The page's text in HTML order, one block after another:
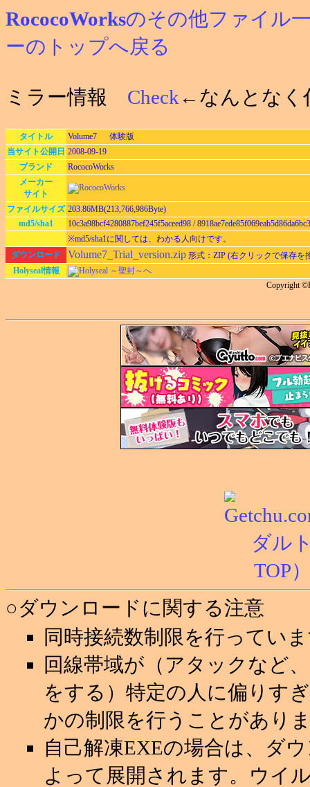
RococoWorksのその他ファイル
ーのトップへ戻る
ミラー情報 Check ←なんとなく
タイトル
Volume7 体験版
当サイト公開日 2008-09-19
ブランド
RococoWorks
メーカー
サイト
ファイルサイズ 203.86MB(213,766,986Byte)
md5/sha1
10c3a98bcf4280887bef245f5aceed98 /
※md5/sha1に関しては、わかる人向けです。
ダウンロード
Volume7_Trial_version.zip 形式：ZIP (右クリックで保存を
Holyseal情報
Holyseal ～聖封～へ
Copyright
○ダウンロードに関する注意
同時接続数制限を行ってい
回線帯域が（アタックなど
をする）特定の人に偏りす
かの制限を行うことがあり
自己解凍EXEの場合は、ダ
よって展開されます。ウイ